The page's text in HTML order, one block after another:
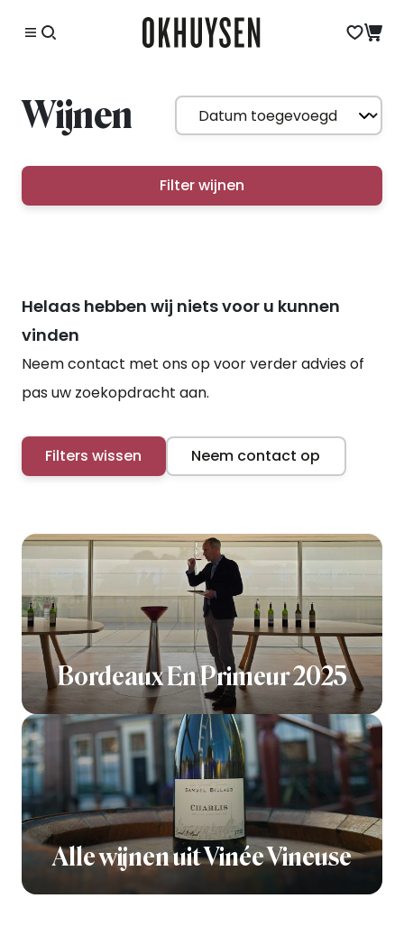
Wijnen
Filter wijnen
Helaas hebben wij niets voor u kunnen
vinden
Neem contact met ons op voor verder advies of
pas uw zoekopdracht aan.
Filters wissen Neem contact op
Bordeaux En Primeur 2025
Alle wijnen uit Vinée Vineuse